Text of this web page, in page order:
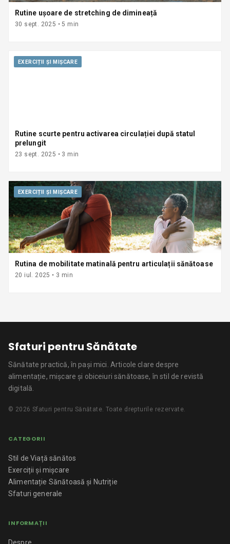
Rutine ușoare de stretching de dimineață
30 sept. 2025 •5 min
EXERCIȚII ȘI MIȘCARE
Rutine scurte pentru activarea circulației după statul
prelungit
23 sept. 2025 • 3 min
EXERCIȚII ȘI MIȘCARE
Rutina de mobilitate matinală pentru articulații sănătoase
20 iul. 2025 • 3 min
Sfaturi pentru Sănătate
Sănătate practică, în pași mici. Articole clare despre
alimentație, mișcare și obiceiuri sănătoase, în stil de revistă
digitală.
© 2026 Sfaturi pentru Sănătate. Toate drepturile rezervate.
CATEGORII
Stil de Viață sănătos
Exerciții și mișcare
Alimentație Sănătoasă și Nutriție
Sfaturi generale
INFORMAȚII